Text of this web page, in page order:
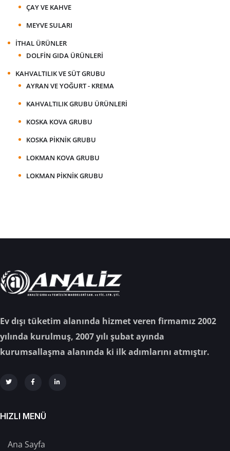
ÇAY VE KAHVE
MEYVE SULARI
İTHAL ÜRÜNLER
DOLFIN GIDA ÜRÜNLERI
KAHVALTILIK VE SÜT GRUBU
AYRAN VE YOĞURT - KREMA
KAHVALTILIK GRUBU ÜRÜNLERI
KOSKA KOVA GRUBU
KOSKA PIKNIK GRUBU
LOKMAN KOVA GRUBU
LOKMAN PIKNIK GRUBU
Ev dışı tüketim alanında hizmet veren firmamız 2002
yılında kurulmuş, 2007 yılı şubat ayında
kurumsallaşma alanında ki ilk adımlarını atmıştır.
HIZLI MENÜ
Ana Sayfa